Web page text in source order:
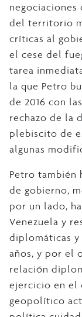
del territorio
críticas al
el cese del
tarea
la que Petro
de 2016 con
rechazo de la
plebiscito de
algunas
Petro también
de gobierno,
por un lado,
Venezuela y
diplomáticas
años, y por el
relación
ejercicio en el
geopolítico